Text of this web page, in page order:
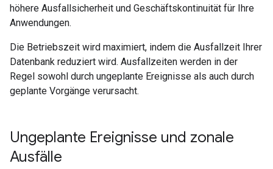
höhere Ausfallsicherheit und Geschäftskontinuität für Ihre
Anwendungen.
Die Betriebszeit wird maximiert, indem die Ausfallzeit Ihrer
Datenbank reduziert wird. Ausfallzeiten werden in der
Regel sowohl durch ungeplante Ereignisse als auch durch
geplante Vorgänge verursacht.
Ungeplante Ereignisse und zonale
Ausfälle